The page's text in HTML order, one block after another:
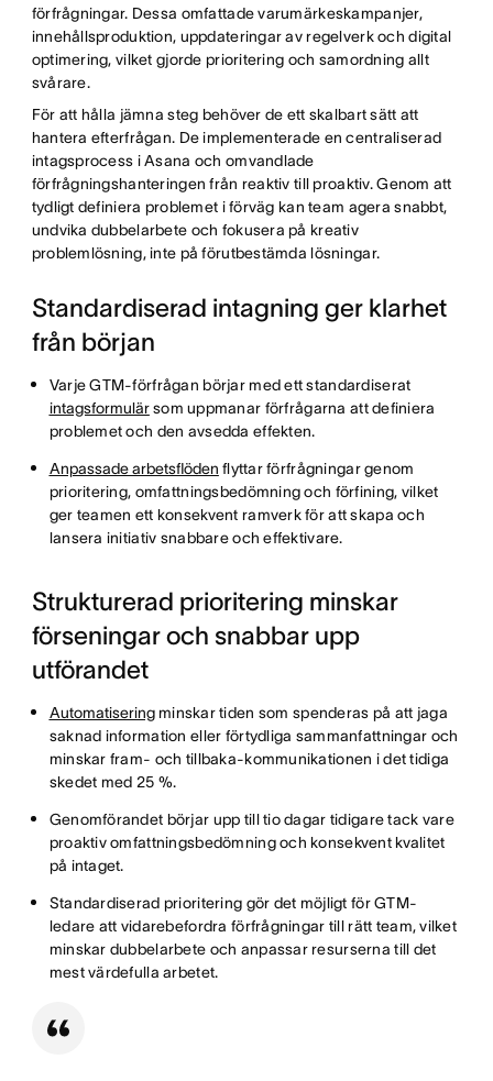
förfrågningar. Dessa omfattade varumärkeskampanjer,
innehållsproduktion, uppdateringar av regelverk och digital
optimering, vilket gjorde prioritering och samordning allt
svårare.
För att hålla jämna steg behöver de ett skalbart sätt att
hantera efterfrågan. De implementerade en centraliserad
intagsprocess i Asana och omvandlade
förfrågningshanteringen från reaktiv till proaktiv. Genom att
tydligt definiera problemet i förväg kan team agera snabbt,
undvika dubbelarbete och fokusera på kreativ
problemlösning, inte på förutbestämda lösningar.
Standardiserad intagning ger klarhet
från början
Varje GTM-förfrågan börjar med ett standardiserat
intagsformulärsom uppmanar förfrågarna att definiera
problemet och den avsedda effekten.
Anpassade arbetsflöden flyttar förfrågningar genom
prioritering, omfattningsbedömning och förfining, vilket
ger teamen ett konsekvent ramverk för att skapa och
lansera initiativ snabbare och effektivare.
Strukturerad prioritering minskar
förseningar och snabbar upp
utförandet
Automatiseringminskar tiden som spenderas på att jaga
saknad information eller förtydliga sammanfattningar och
minskar fram- och tillbaka-kommunikationen i det tidiga
skedet med 25 %.
Genomförandet börjar upp till tio dagar tidigare tack vare
proaktiv omfattningsbedömning och konsekvent kvalitet
på intaget.
Standardiserad prioritering gör det möjligt för GTM-
ledare att vidarebefordra förfrågningar till rätt team, vilket
minskar dubbelarbete och anpassar resurserna till det
mest värdefulla arbetet.